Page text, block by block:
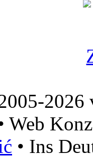
2026
Web
• Ins